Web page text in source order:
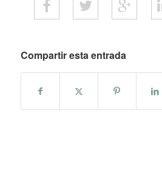
Compartir esta entrada